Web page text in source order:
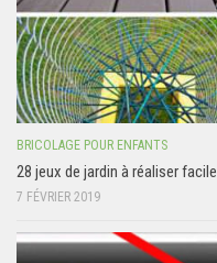
BRICOLAGE POUR ENFANTS
28 jeux de jardin à réaliser
7 FÉVRIER 2019